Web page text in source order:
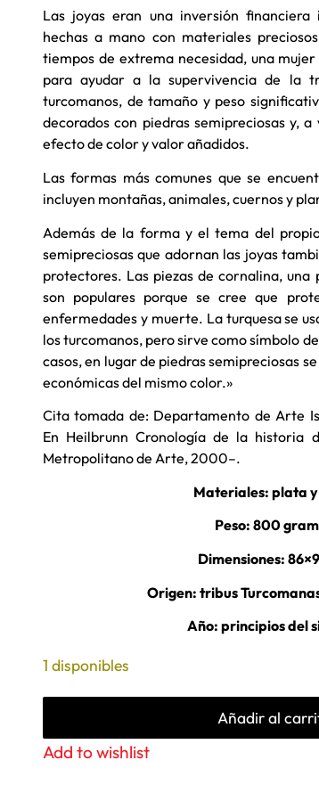
Las joyas eran una inversión
hechas a mano con materiales
tiempos de extrema necesidad, una
para ayudar a la supervivencia de la
turcomanos, de tamaño y peso
decorados con piedras semipreciosas y,
efecto de color y valor añadidos.
Las formas más comunes que se
incluyen montañas, animales, cuernos y
Además de la forma y el tema del
semipreciosas que adornan las joyas
protectores. Las piezas de cornalina,
son populares porque se cree que
enfermedades y muerte. La turquesa se
los turcomanos, pero sirve como símbolo
casos, en lugar de piedras semipreciosas
económicas del mismo color.»
Cita tomada de: Departamento de Arte
En Heilbrunn Cronología de la historia
Metropolitano de Arte, 2000–.
Materiales: plata
Peso: 800
Dimensiones:
Origen: tribus
Año: principios del
1 disponibles
Añadir al
Add to wishlist